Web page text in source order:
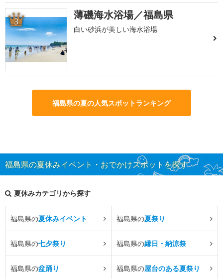
3 薄磯海水浴場／福島県
白い砂浜が美しい海水浴場
福島県の夏の人気スポットランキング
福島県の夏休みイベント・おでかけスポットを探す
夏休みカテゴリから探す
福島県の夏休みイベント 福島県の夏祭り
福島県の七夕祭り 福島県の縁日・納涼祭
福島県の盆踊り 福島県の屋台のある夏祭り